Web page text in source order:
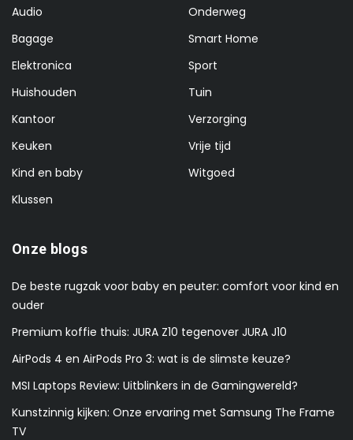
Audio
Bagage
Elektronica
Huishouden
Kantoor
Keuken
Kind en baby
Klussen
Onderweg
Smart Home
Sport
Tuin
Verzorging
Vrije tijd
Witgoed
Onze blogs
De beste rugzak voor baby en peuter: comfort voor kind en
ouder
Premium koffie thuis: JURA Z10 tegenover JURA J10
AirPods 4 en AirPods Pro 3: wat is de slimste keuze?
MSI Laptops Review: Uitblinkers in de Gamingwereld?
Kunstzinnig kijken: Onze ervaring met Samsung The Frame
TV